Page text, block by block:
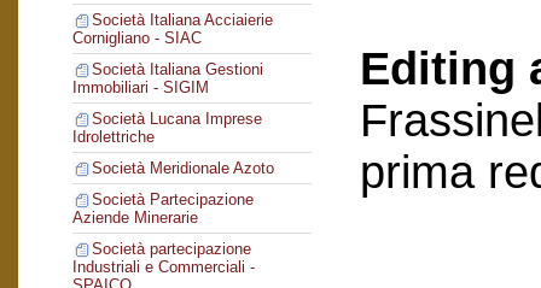
Società Italiana Acciaierie
Cornigliano - SIAC
Società Italiana Gestioni
Immobiliari - SIGIM
Società Lucana Imprese
Idrolettriche
Società Meridionale Azoto
Società Partecipazione
Aziende Minerarie
Società partecipazione
Industriali e Commerciali -
Editing
prima